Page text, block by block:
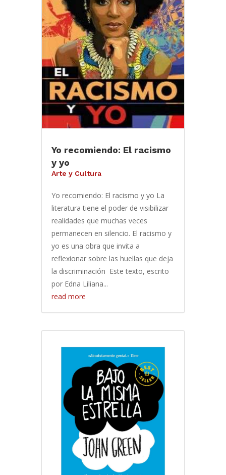
Yo recomiendo: El racismo
y yo
Arte y Cultura
Yo recomiendo: El racismo y yo La
literatura tiene el poder de visibilizar
realidades que muchas veces
permanecen en silencio. El racismo y
yo es una obra que invita a
reflexionar sobre las huellas que deja
la discriminación Este texto, escrito
por Edna Liliana...
read more